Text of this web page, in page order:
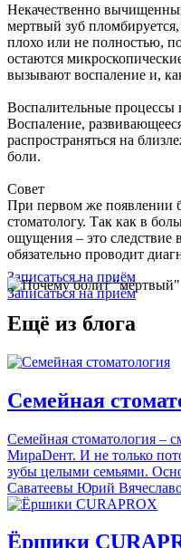
Некачественно
мертвый зуб
плохо или не полностью,
остаются
вызывают воспаление и,
Воспалительные процессы
Воспаление,
распространяться на
боли.
Совет
При первом же появлении
стоматологу. Так как в
ощущения – это следствие
обязательно проводит
Записаться на приём
Записаться на приём
Ещё из блога
Семейная
Семейная стоматология –
МираDент. И не только
зубы целыми семьями.
Саватеевы Юрий
Ёршики